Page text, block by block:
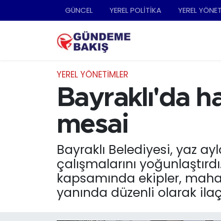
GÜNCEL YEREL POLİTİKA YEREL
YEREL YÖNETİMLER
Bayraklı'da
mesai
Bayraklı Belediyesi, yaz
çalışmalarını
kapsamında ekipler,
yanında düzenli olarak
Ankara
DÜNYA
EKONOMİ
English News
Nöbetçi Eczaneler
Trafik Durumu
Süper Lig Puan Durumu ve Fikstür
Son Dakika Haberleri
Haber Arşivi